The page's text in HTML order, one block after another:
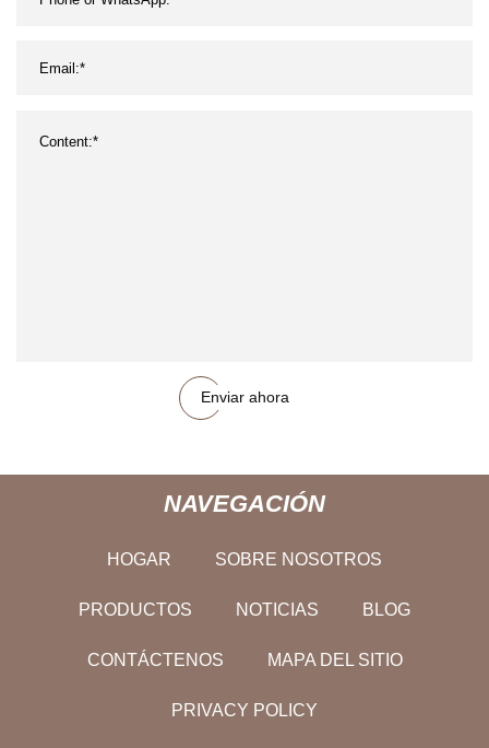
Enviar ahora
NAVEGACIÓN
HOGAR SOBRE NOSOTROS
PRODUCTOS NOTICIAS BLOG
CONTÁCTENOS MAPA DEL SITIO
PRIVACY POLICY